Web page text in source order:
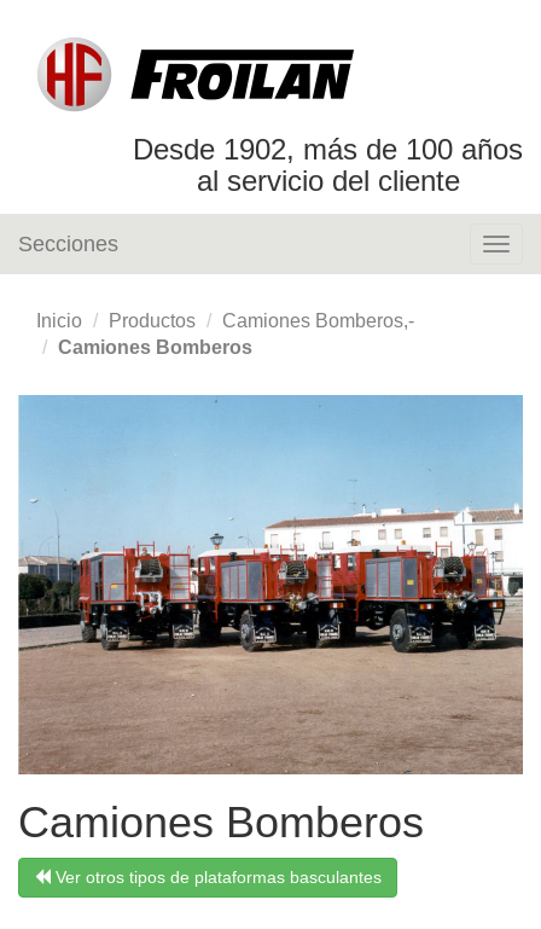
Desde 1902, más de 100 años
al servicio del cliente
Secciones
Inicio Productos
Camiones Bomberos,-
Camiones Bomberos
Camiones Bomberos
Ver otros tipos de plataformas basculantes